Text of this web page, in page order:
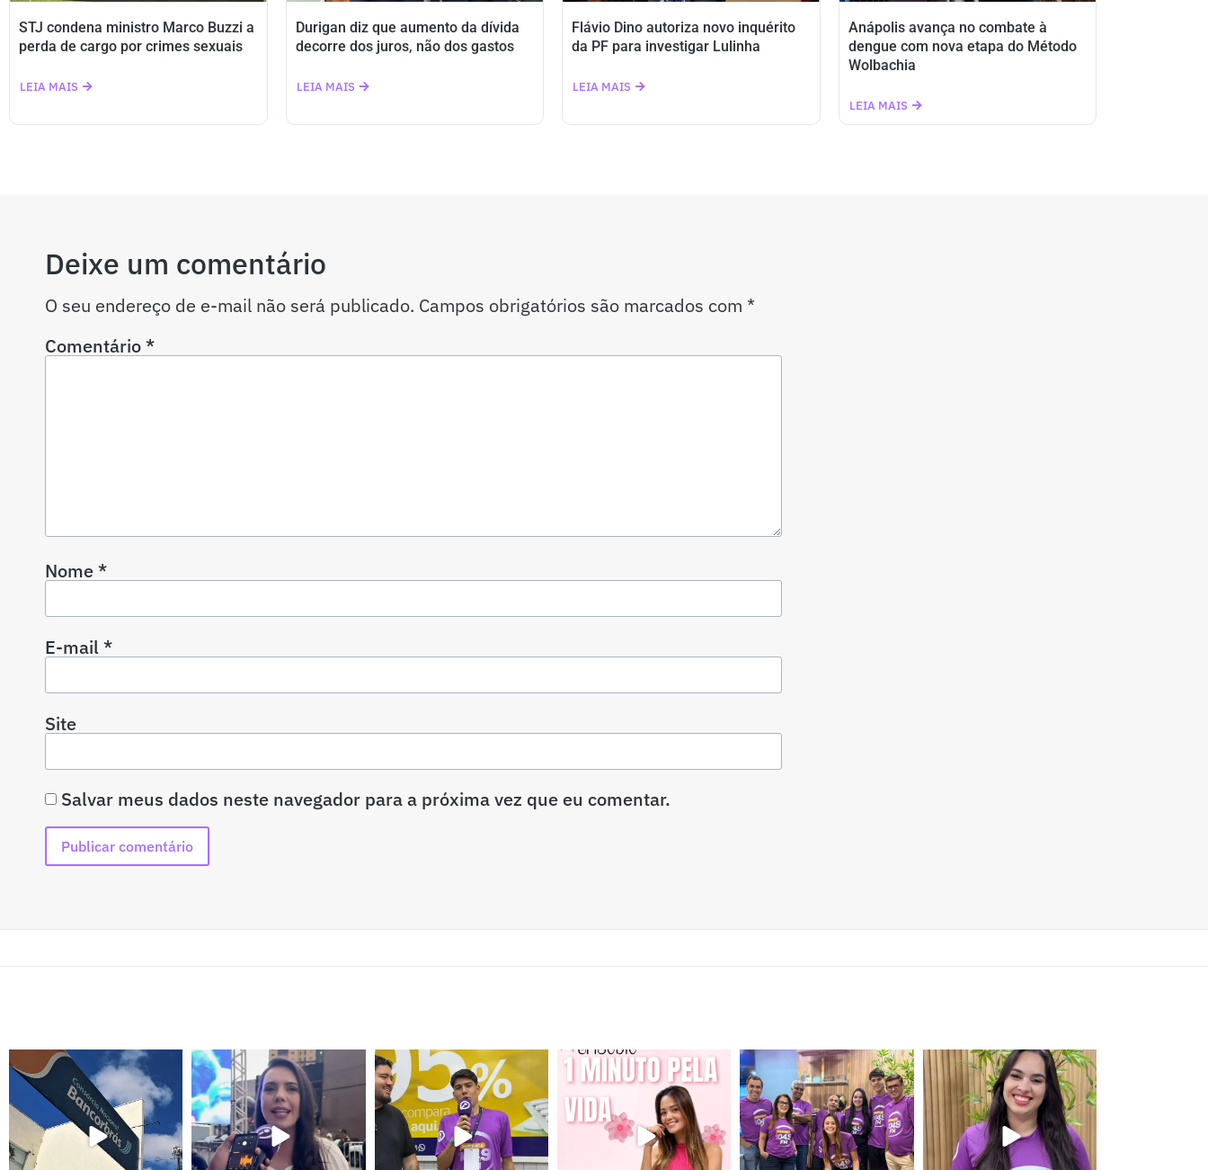
STJ condena ministro Marco Buzzi a
perda de cargo por crimes sexuais
LEIA MAIS
Durigan diz que aumento da dívida
decorre dos juros, não dos gastos
LEIA MAIS
Flávio Dino autoriza novo inquérito
da PF para investigar Lulinha
LEIA MAIS
Anápolis avança no combate à
dengue com nova etapa do Método
Wolbachia
LEIA MAIS
Deixe um comentário
O seu endereço de e-mail não será publicado. Campos obrigatórios são marcados com *
Comentário*
Nome*
E-mail*
Site
Salvar meus dados neste navegador para a próxima vez que eu comentar.